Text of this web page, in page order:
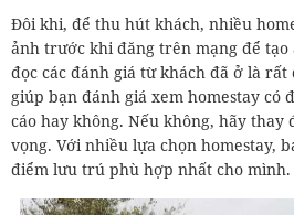
Đôi khi, để thu hút khách, nhiều
ảnh trước khi đăng trên mạng để tạo
đọc các đánh giá từ khách đã ở là
giúp bạn đánh giá xem homestay có
cáo hay không. Nếu không, hãy
vọng. Với nhiều lựa chọn homestay,
điểm lưu trú phù hợp nhất cho mình.